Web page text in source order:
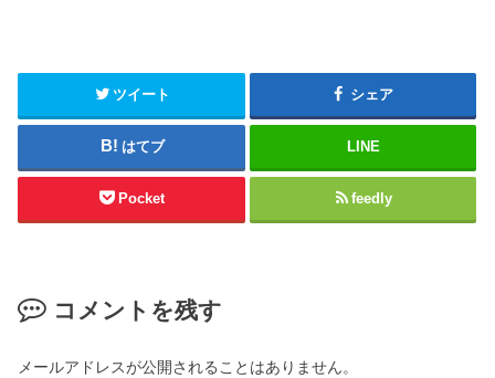
ツイート シェア
はてブ LINE
Pocket feedly
コメントを残す
メールアドレスが公開されることはありません。